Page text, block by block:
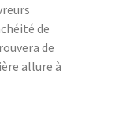
de
de
allure à